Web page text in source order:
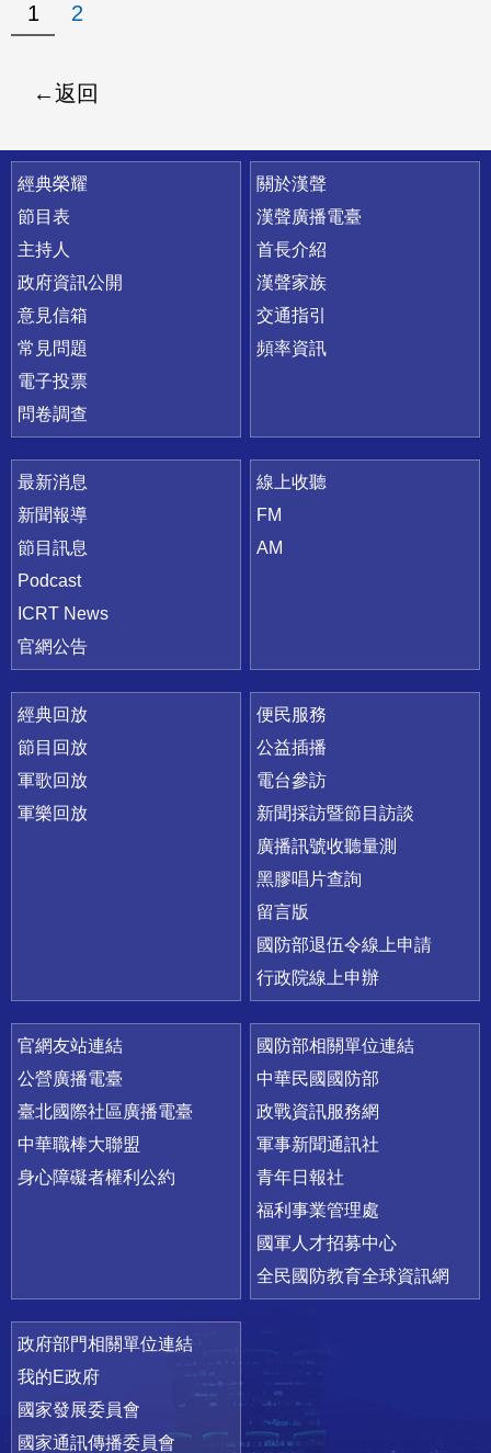
1 2
返回
快速連結
經典榮耀
節目表
主持人
政府資訊公開
意見信箱
常見問題
電子投票
問卷調查
關於漢聲
漢聲廣播電臺
首長介紹
漢聲家族
交通指引
頻率資訊
最新消息
新聞報導
節目訊息
Podcast
ICRT News
官網公告
線上收聽
FM
AM
經典回放
節目回放
軍歌回放
軍樂回放
便民服務
公益插播
電台參訪
新聞採訪暨節目訪談
廣播訊號收聽量測
黑膠唱片查詢
留言版
國防部退伍令線上申請
行政院線上申辦
官網友站連結
公營廣播電臺
臺北國際社區廣播電臺
中華職棒大聯盟
身心障礙者權利公約
國防部相關單位連結
中華民國國防部
政戰資訊服務網
軍事新聞通訊社
青年日報社
福利事業管理處
國軍人才招募中心
全民國防教育全球資訊網
政府部門相關單位連結
我的E政府
國家發展委員會
國家通訊傳播委員會